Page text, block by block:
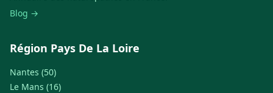
Blog →
Région Pays De La Loire
Nantes (50)
Le Mans (16)